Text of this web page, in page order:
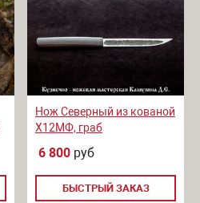
Нож Северный из кованой
Х12МФ, граб
6 800 руб
БЫСТРЫЙ ЗАКАЗ